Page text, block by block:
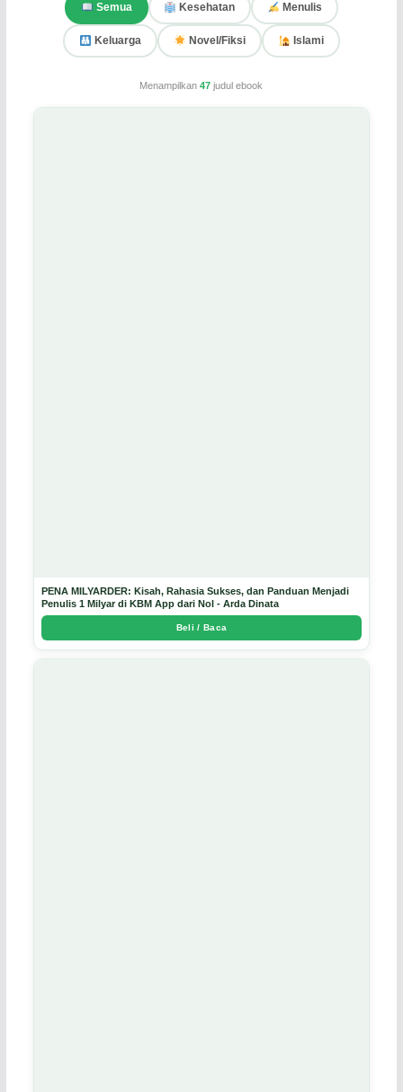
Semua Kesehatan Menulis
Keluarga Novel/Fiksi Islami
Menampilkan47 judul ebook
PENA MILYARDER: Kisah, Rahasia Sukses, dan Panduan Menjadi
Penulis 1 Milyar di KBM App dari Nol - Arda Dinata
Beli / Baca